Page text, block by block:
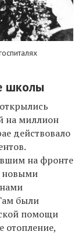
школы
на миллион
действовало
на фронте
новыми
были
помощи
отопление,